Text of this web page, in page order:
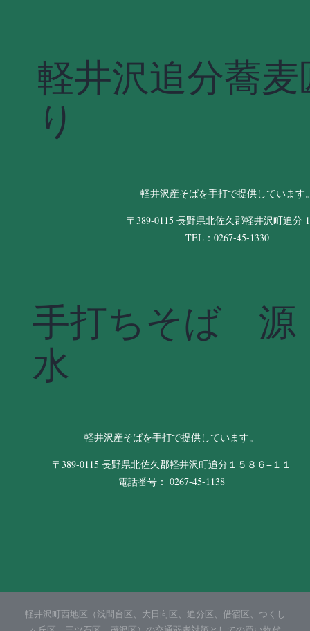
軽井沢追分蕎
り
軽井沢産そばを手打で提供しています
〒389-0115 長野県北佐久郡軽井沢町追分
TEL：0267-45-1330
手打ちそば 源
水
軽井沢産そばを手打で提供しています。
〒389-0115 長野県北佐久郡軽井沢町追分１５８６−１１
電話番号： 0267-45-1138
軽井沢町西地区（浅間台区、大日向区、追分区、借宿区、つくし